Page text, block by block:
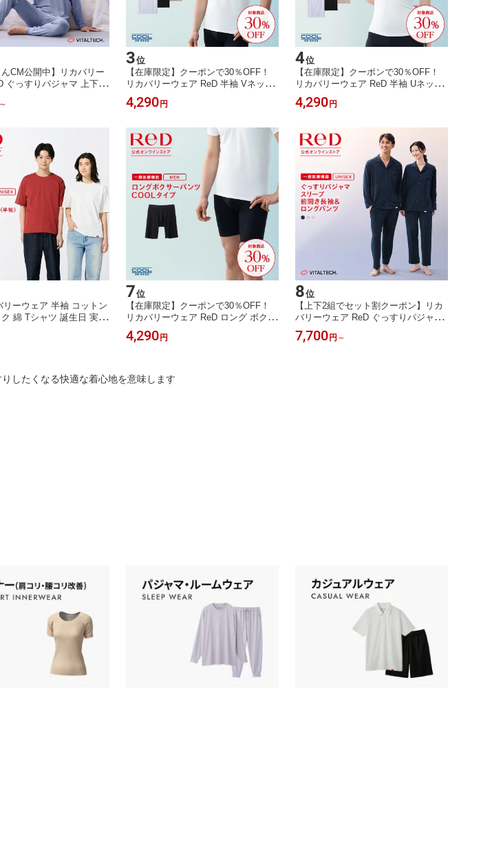
んCM公開中】リカバリー
ぐっすりパジャマ 上下セ
メンズ レディース 長
ー 血行促進 疲労回復 ル
ト ギフト 一般医療機器
～
3位
【在庫限定】クーポンで30％OFF！
リカバリーウェア ReD 半袖 Vネック
インナー(COOL) 通年タイプ メンズ
男性 夏 夏用 血行促進 疲労回復 誕生
医療機器 大きいサイズ レッド公式
4,290 円
4位
【在庫限定】クーポンで30％OFF！
リカバリーウェア ReD 半袖 Uネック
インナー(COOL) 通年タイプ レディー
ス 女性 夏 夏用 血行促進 疲労回復 下
般医療機器 大きいサイズ レッド公式
4,290 円
リーウェア 半袖 コットン
綿 Tシャツ 誕生日 実用
しゃれ 夏 男女兼用 メン
ス 血行促進 疲労回復 イ
7位
【在庫限定】クーポンで30％OFF！
リカバリーウェア ReD ロング ボクサ
ーパンツ(COOL) 通年タイプ 夏用 メ
ンズ 男性 インナー 黒 S/M/L/LL 血行
ギフト 一般医療機器 レッド公式
4,290 円
8位
【上下2組でセット割クーポン】リカ
バリーウェア ReD ぐっすりパジャマ
前開き 長袖 長ズボン 上下セット 血
行促進 疲労回復 前あき ルームウェア
7,700 円 ～
したくなる快適な着心地を意味します